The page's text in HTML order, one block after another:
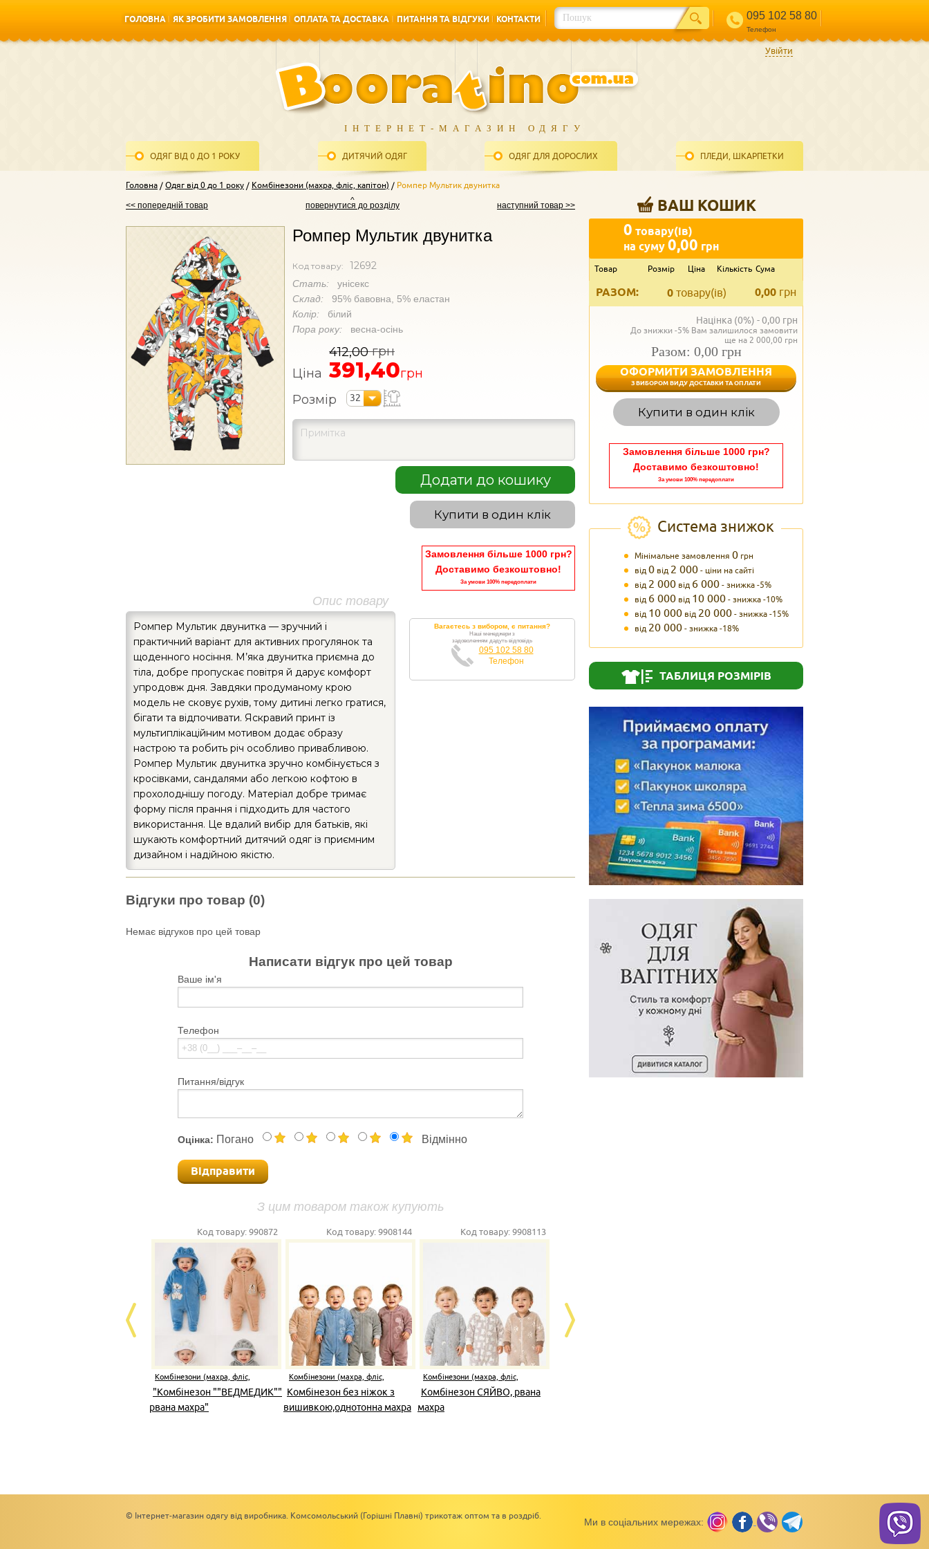
ГОЛОВНА
ЯК ЗРОБИТИ ЗАМОВЛЕННЯ
ОПЛАТА ТА ДОСТАВКА
ПИТАННЯ ТА ВІДГУКИ
КОНТАКТИ
095 102 58 80
Телефон
ІНТЕРНЕТ-МАГАЗИН ОДЯГУ
ОДЯГ ВІД 0 ДО 1 РОКУ ДИТЯЧИЙ ОДЯГ ОДЯГ ДЛЯ ДОРОСЛИХ ПЛЕДИ, ШКАРПЕТКИ
Увійти
Головна Одяг від 0 до 1 року Комбінезони (махра, фліс, капітон) Ромпер Мультик двунитка
ВАШ КОШИК
0 товару(ів)
на суму0,00 грн
Товар Розмір Ціна Кількість Сума
РАЗОМ: 0,00 грн
0 товару(ів)
Націнка (0%) -0,00 грн
До знижки -5% Вам залишилося замовити
ще на 2 000,00 грн
Разом: 0,00 грн
ОФОРМИТИ ЗАМОВЛЕННЯ
З ВИБОРОМ ВИДУ ДОСТАВКИ ТА ОПЛАТИ
Купити в один клік
Замовлення більше 1000 грн?
Доставимо безкоштовно!
За умови 100% передоплати
Система знижок
Мінімальне замовлення 0 грн
від0 від 2 000- ціни на сайті
від 2 000 від 6 000- знижка -5%
від 6 000 від 10 000- знижка -10%
від 10 000 від 20 000- знижка -15%
від 20 000- знижка -18%
ТАБЛИЦЯ РОЗМІРІВ
<< попередній товар наступний товар >>
повернутися до розділу
Ромпер Мультик двунитка
Код товару: 12692
Стать: унісекс
Склад: 95% бавовна, 5% еластан
Колір: білий
Пора року: весна-осінь
Ціна
412,00грн
391,40грн
Розмір
32
Додати до кошику
Купити в один клік
Замовлення більше 1000 грн?
Доставимо безкоштовно!
За умови 100% передоплати
Опис товару
Ромпер Мультик двунитка — зручний і
практичний варіант для активних прогулянок та
щоденного носіння. М’яка двунитка приємна до
тіла, добре пропускає повітря й дарує комфорт
упродовж дня. Завдяки продуманому крою
модель не сковує рухів, тому дитині легко гратися,
бігати та відпочивати. Яскравий принт із
мультиплікаційним мотивом додає образу
настрою та робить річ особливо привабливою.
Ромпер Мультик двунитка зручно комбінується з
кросівками, сандалями або легкою кофтою в
прохолоднішу погоду. Матеріал добре тримає
форму після прання і підходить для частого
використання. Це вдалий вибір для батьків, які
шукають комфортний дитячий одяг із приємним
дизайном і надійною якістю.
Вагаєтесь з вибором, є питання?
Наші менеджери з
задоволенням дадуть відповідь
095 102 58 80
Телефон
Відгуки про товар (0)
Немає відгуков про цей товар
Написати відгук про цей товар
Ваше ім'я
Телефон
Питання/відгук
Оцінка: Погано Відмінно
Відправити
З цим товаром також купують
Код товару:990872
Комбінезони (махра, фліс,
"Комбінезон ""ВЕДМЕДИК""
рвана махра"
Код товару:9908144
Комбінезони (махра, фліс,
Комбінезон без ніжок з
вишивкою,однотонна махра
Код товару:9908113
Комбінезони (махра, фліс,
Комбінезон СЯЙВО, рвана
махра
Ми в соціальних мережах:
© Інтернет-магазин одягу від виробника. Комсомольський (Горішні Плавні) трикотаж оптом та в роздріб.